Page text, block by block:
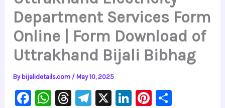
Department Services Form
Online | Form Download of
Uttrakhand Bijali Bibhag
By bijalidetails.com / May 10, 2025
F
W T
Te X
Li
Pi